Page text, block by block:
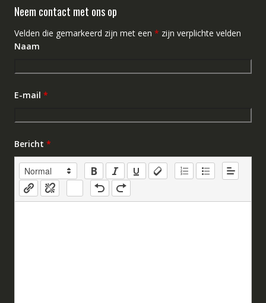
Neem contact met ons op
Velden die gemarkeerd zijn met een * zijn verplichte velden
Naam
E-mail *
Bericht *